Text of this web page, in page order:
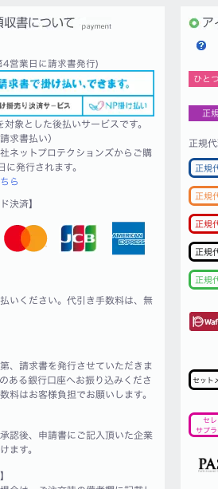
4営業日に請求書発行)
象とした後払いサービスです。
求書払い）
ネットプロテクションズからご購
に発行されます。
ら
決済】
いください。代引き手数料は、無
、請求書を発行させていただきま
ある銀行口座へお振り込みくださ
料はお客様負担でお願いします。
認後、申請書にご記入頂いた企業
ます。
ひと
正
正規
正規
正規
正規
正規
正規
セット
セ
サプ